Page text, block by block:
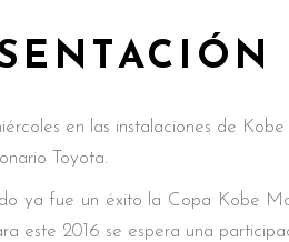
en las instalaciones de
Toyota.
ya fue un éxito la Copa Kobe
este 2016 se espera una